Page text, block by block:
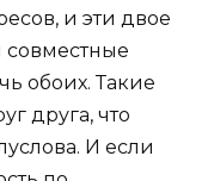
и эти двое
совместные
обоих. Такие
друга, что
И если